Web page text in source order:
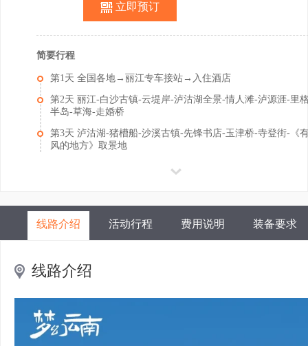
立即预订
简要行程
第1天 全国各地→丽江专车接站→入住酒店
第2天 丽江-白沙古镇-云堤岸-泸沽湖全景-情人滩-泸源涯-里
半岛-草海-走婚桥
第3天 泸沽湖-猪槽船-沙溪古镇-先锋书店-玉津桥-寺登街-《
风的地方》取景地
线路介绍 活动行程 费用说明 装备要求
线路介绍